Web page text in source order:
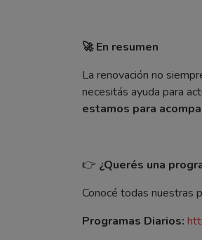
🚀 En resumen
La renovación no
necesitás ayuda para
estamos para
👉 ¿Querés una
Conocé todas nuestras
Programas Diarios: